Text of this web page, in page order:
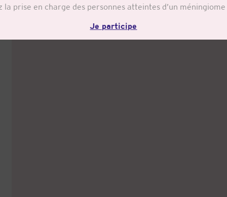
prise en charge des personnes atteintes d’un
Je participe